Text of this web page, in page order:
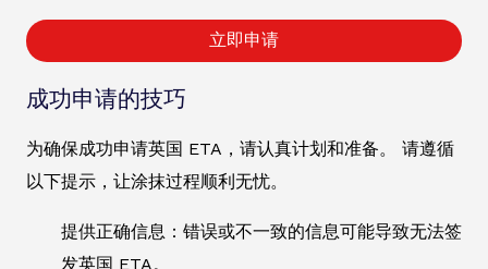
立即申请
成功申请的技巧
为确保成功申请英国 ETA，请认真计划和准备。 请遵循
以下提示，让涂抹过程顺利无忧。
提供正确信息：错误或不一致的信息可能导致无法签
发英国 ETA。